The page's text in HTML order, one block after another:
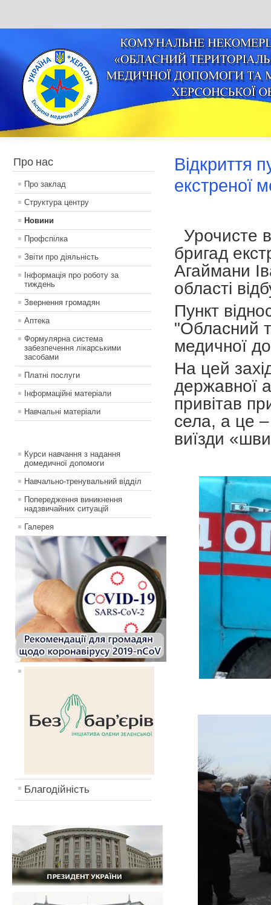
Про нас
Про заклад
Структура центру
Новини
Профспілка
Звіти про діяльність
Інформація про роботу за
тиждень
Звернення громадян
Аптека
Формулярна система
забезпечення лікарськими
засобами
Платні послуги
Інформаційні матеріали
Навчальні матеріали
Курси навчання з надання
домедичної допомоги
Навчально-тренувальний відділ
Попередження виникнення
надзвичайних ситуацій
Галерея
Благодійність
Відкриття
екстреної
Урочисте
бригад
Агаймани
області
Пункт
"Обласний
медичної
На цей
державної
привітав
села, а це –
виїзди